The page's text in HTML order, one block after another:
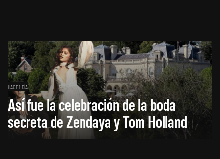
HACE 1 DÍA
Así fue la celebración de la boda
secreta de Zendaya y Tom Holland